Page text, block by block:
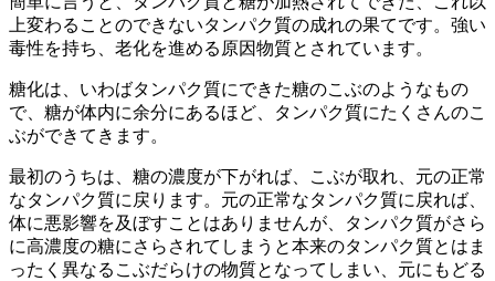
上変わることのできないタンパク質の成れの果てです。強い
毒性を持ち、老化を進める原因物質とされています。
糖化は、いわばタンパク質にできた糖のこぶのようなもの
で、糖が体内に余分にあるほど、タンパク質にたくさんのこ
ぶができてきます。
最初のうちは、糖の濃度が下がれば、こぶが取れ、元の正常
なタンパク質に戻ります。元の正常なタンパク質に戻れば、
体に悪影響を及ぼすことはありませんが、タンパク質がさら
に高濃度の糖にさらされてしまうと本来のタンパク質とはま
ったく異なるこぶだらけの物質となってしまい、元にもどる